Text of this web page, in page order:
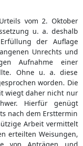
vom 2. Oktober
u. a. deshalb
der Auflage
Unrechts und
Aufnahme einer
Ohne u. a. diese
worden. Die
wiegt daher nicht nur
Hierfür genügt
nach dem Ersttermin
Arbeit vermittelt
erteilten Weisungen,
von Anträgen und